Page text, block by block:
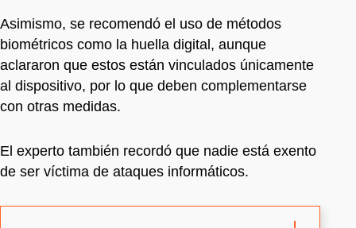
Asimismo, se recomendó el uso de métodos
biométricos como la huella digital, aunque
aclararon que estos están vinculados únicamente
al dispositivo, por lo que deben complementarse
con otras medidas.
El experto también recordó que nadie está exento
de ser víctima de ataques informáticos.